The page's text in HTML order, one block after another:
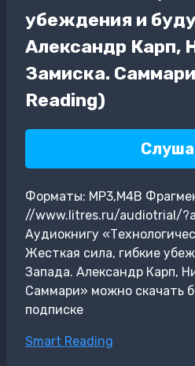
убеждения и
Александр Карп,
Замиска.
Reading)
Форматы: MP3,M4B
//www.litres.ru/audiotrial/
Аудиокнигу
Жесткая сила, гибкие
Запада. Александр Карп,
Саммари» можно скачать
подписке
Метки
Smart Reading